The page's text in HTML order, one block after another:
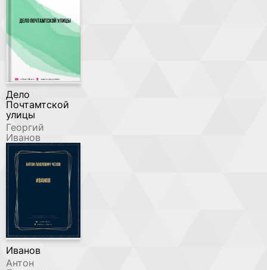
Дело
Почтамтской
улицы
Георгий
Иванов
Иванов
Антон